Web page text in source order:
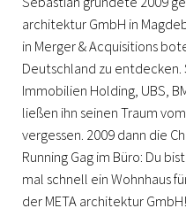
architektur GmbH in
in Merger & Acquisitions
Deutschland zu entdecken.
Immobilien Holding, UBS,
ließen ihn seinen Traum
vergessen. 2009 dann die
Running Gag im Büro: Du
mal schnell ein Wohnhaus
der META architektur GmbH!